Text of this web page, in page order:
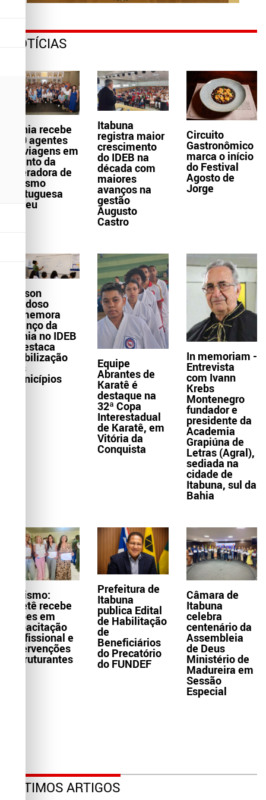
NOTÍCIAS
Bahia recebe
300 agentes
de viagens em
evento da
operadora de
turismo
portuguesa
Abreu
Itabuna
registra maior
crescimento
do IDEB na
década com
maiores
avanços na
gestão
Augusto
Castro
Circuito
Gastronômico
marca o início
do Festival
Agosto de
Jorge
Wilson
Cardoso
comemora
avanço da
Bahia no IDEB
e destaca
mobilização
dos
municípios
Equipe
Abrantes de
Karatê é
destaque na
32ª Copa
Interestadual
de Karatê, em
Vitória da
Conquista
In memoriam -
Entrevista
com Ivann
Krebs
Montenegro
fundador e
presidente da
Academia
Grapiúna de
Letras (Agral),
sediada na
cidade de
Itabuna, sul da
Bahia
Turismo:
Itaetê recebe
ações em
capacitação
profissional e
intervenções
estruturantes
Prefeitura de
Itabuna
publica Edital
de Habilitação
de
Beneficiários
do Precatório
do FUNDEF
Câmara de
Itabuna
celebra
centenário da
Assembleia
de Deus
Ministério de
Madureira em
Sessão
Especial
ÚLTIMOS ARTIGOS